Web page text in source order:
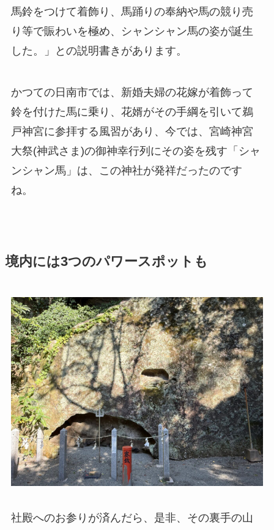
馬鈴をつけて着飾り、馬踊りの奉納や馬の競り売
り等で賑わいを極め、シャンシャン馬の姿が誕生
した。」との説明書きがあります。
かつての日南市では、新婚夫婦の花嫁が着飾って
鈴を付けた馬に乗り、花婿がその手綱を引いて鵜
戸神宮に参拝する風習があり、今では、宮崎神宮
大祭(神武さま)の御神幸行列にその姿を残す「シャ
ンシャン馬」は、この神社が発祥だったのです
ね。
境内には3つのパワースポットも
社殿へのお参りが済んだら、是非、その裏手の山